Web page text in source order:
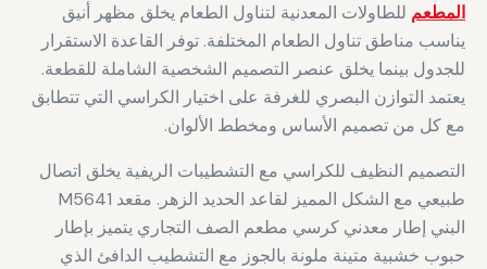
المطعم للطاولات المعدنية لتناول الطعام يخلق مظهر أنيق
يناسب مناطق تناول الطعام المختلفة. توفر القاعدة الاستقرار
للجدول بينما يخلق عنصر التصميم الشخصية الشاملة للقطعة.
يعتمد التوازن البصري للغرفة على اختيار الكراسي التي تتطابق
مع كل من تصميم الأساس ومخطط الألوان.
التصميم النظيف للكراسي مع التشطيبات الريفية يخلق اتصال
طبيعي مع الشكل المميز لقاعد الحديد الزهر. مقعد M5641
البني إطار معدني كرسي مطعم الصف التجاري يتميز بإطار
حبوب خشبية متينة ملونة بالجوز مع التشطيب الدافئ الذي